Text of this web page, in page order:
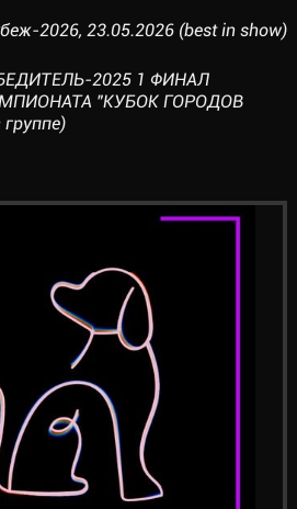
2026, 23.05.2026 (best in show)
2025 1 ФИНАЛ
"КУБОК ГОРОДОВ